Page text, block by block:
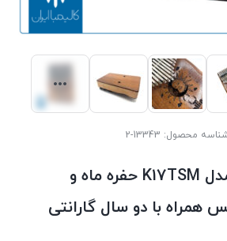
محصول: 13343-2
کالیمبا ۱۷ تیغه مدل K17TSM حفره ماه و
همراه با دو سال گارانتی